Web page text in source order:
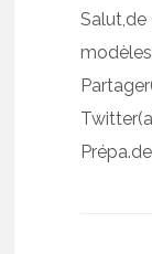
Salut,de